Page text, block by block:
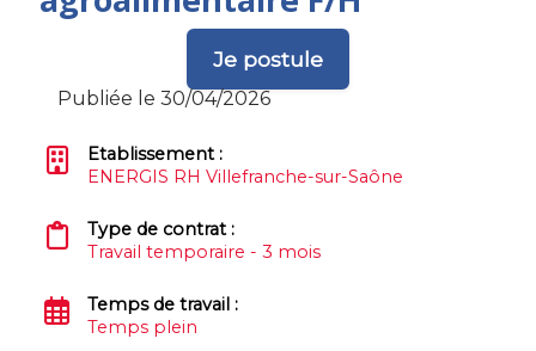
Je postule
Publiée le 30/04/2026
Etablissement :
ENERGIS RH Villefranche-sur-Saône
Type de contrat :
Travail temporaire - 3 mois
Temps de travail :
Temps plein